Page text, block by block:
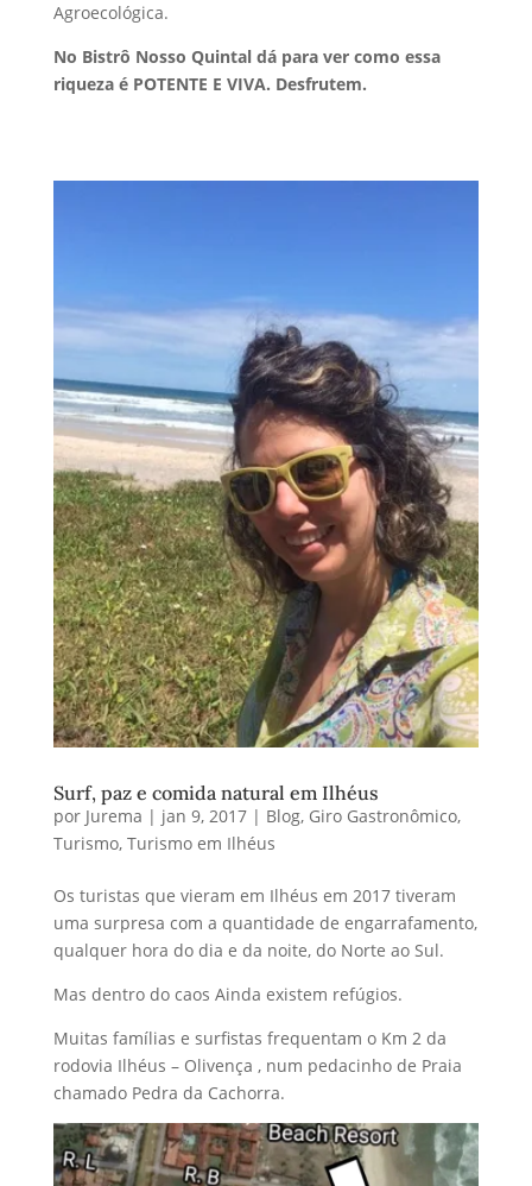
Agroecológica.
No Bistrô Nosso Quintal dá para ver como essa
riqueza é POTENTE E VIVA. Desfrutem.
Surf, paz e comida natural em Ilhéus
por Jurema | jan 9, 2017| Blog, Giro Gastronômico,
Turismo, Turismo em Ilhéus
Os turistas que vieram em Ilhéus em 2017 tiveram
uma surpresa com a quantidade de engarrafamento,
qualquer hora do dia e da noite, do Norte ao Sul.
Mas dentro do caos Ainda existem refúgios.
Muitas famílias e surfistas frequentam o Km 2 da
rodovia Ilhéus – Olivença , num pedacinho de Praia
chamado Pedra da Cachorra.